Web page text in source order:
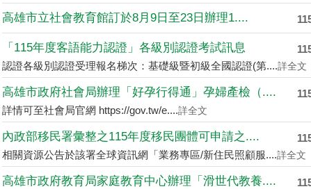
高雄市立社會教育館訂於8月9日至23日辦理1....
「115年度客語能力認證」各級別認證考試訊息
認證各級別認證受理報名梯次：基礎級暨初級全國認證(第....詳全文
高雄市政府社會局辦理「好孕行得通」孕婦產檢（....
詳情可至社會局官網 https://gov.tw/e....詳全文
內政部移民署彙整之115年度移民團體可申請之....
相關資源公告於該署全球資訊網「業務專區/新住民照顧服....詳全文
高雄市政府教育局家庭教育中心辦理「滑世代教養....